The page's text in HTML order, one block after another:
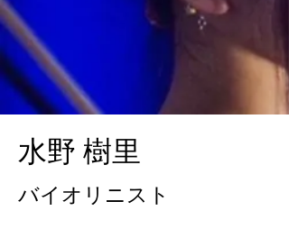
​水野 樹里
バイオリニスト